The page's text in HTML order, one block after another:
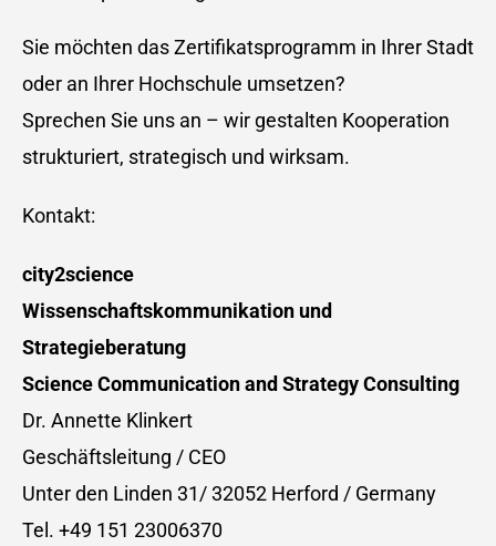
Sie möchten das Zertifikatsprogramm in Ihrer Stadt
oder an Ihrer Hochschule umsetzen?
Sprechen Sie uns an – wir gestalten Kooperation
strukturiert, strategisch und wirksam.
Kontakt:
city2science
Wissenschaftskommunikation und
Strategieberatung
Science Communication and Strategy Consulting
Dr. Annette Klinkert
Geschäftsleitung / CEO
Unter den Linden 31/ 32052 Herford / Germany
Tel. +49 151 23006370